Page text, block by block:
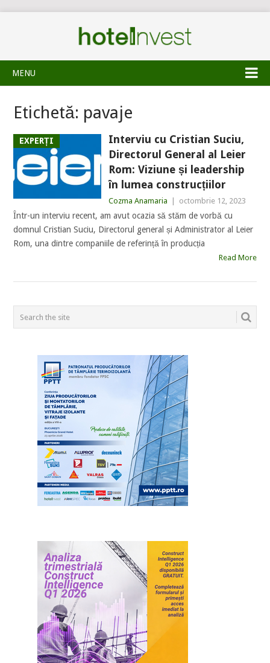
MENU
Etichetă: pavaje
EXPERȚI
Interviu cu Cristian Suciu,
Directorul General al Leier
Rom: Viziune și leadership
în lumea construcțiilor
Cozma Anamaria octombrie 12, 2023
Într-un interviu recent, am avut ocazia să stăm de vorbă cu
domnul Cristian Suciu, Directorul general și Administrator al Leier
Rom, una dintre companiile de referință în producția
Read More
POSTS
NAVIGATION